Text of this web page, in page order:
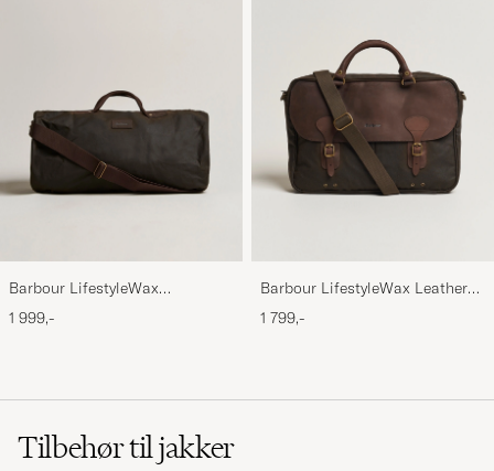
Barbour LifestyleWax
HoldallOlive
1 999,-
Barbour LifestyleWax Leather
Briefcase Olive
1 799,-
Tilbehør til jakker